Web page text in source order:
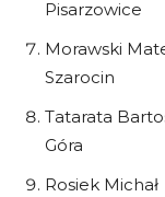
Tatarata
Góra